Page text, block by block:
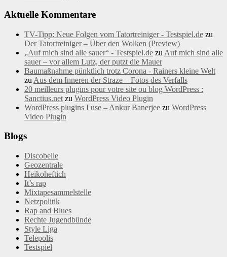
Aktuelle Kommentare
TV-Tipp: Neue Folgen vom Tatortreiniger - Testspiel.de zu
Der Tatortreiniger – Über den Wolken (Preview)
„Auf mich sind alle sauer“ - Testspiel.de zu Auf mich sind alle
sauer – vor allem Lutz, der putzt die Mauer
Baumaßnahme pünktlich trotz Corona - Rainers kleine Welt
zu Aus dem Inneren der Straze – Fotos des Verfalls
20 meilleurs plugins pour votre site ou blog WordPress :
Sanctius.net zu WordPress Video Plugin
WordPress plugins I use – Ankur Banerjee zu WordPress
Video Plugin
Blogs
Discobelle
Geozentrale
Heikoheftich
It’s rap
Mixtapesammelstelle
Netzpolitik
Rap and Blues
Rechte Jugendbünde
Style Liga
Telepolis
Testspiel